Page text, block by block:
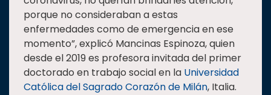
porque no consideraban a estas
enfermedades como de emergencia en ese
momento”, explicó Mancinas Espinoza, quien
desde el 2019 es profesora invitada del primer
doctorado en trabajo social en la Universidad
Católica del Sagrado Corazón de Milán, Italia.